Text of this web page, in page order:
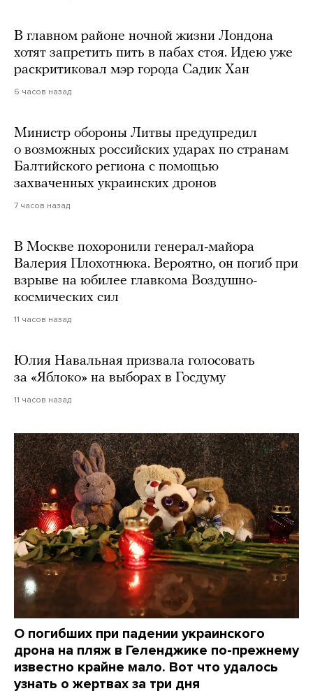
В главном районе ночной жизни Лондона
хотят запретить пить в пабах стоя. Идею уже
раскритиковал мэр города Садик Хан
6 часов назад
Министр обороны Литвы предупредил
о возможных российских ударах по странам
Балтийского региона с помощью
захваченных украинских дронов
7 часов назад
В Москве похоронили генерал-майора
Валерия Плохотнюка. Вероятно, он погиб при
взрыве на юбилее главкома Воздушно-
космических сил
11 часов назад
Юлия Навальная призвала голосовать
за «Яблоко» на выборах в Госдуму
11 часов назад
О погибших при падении украинского
дрона на пляж в Геленджике по-прежнему
известно крайне мало. Вот что удалось
узнать о жертвах за три дня